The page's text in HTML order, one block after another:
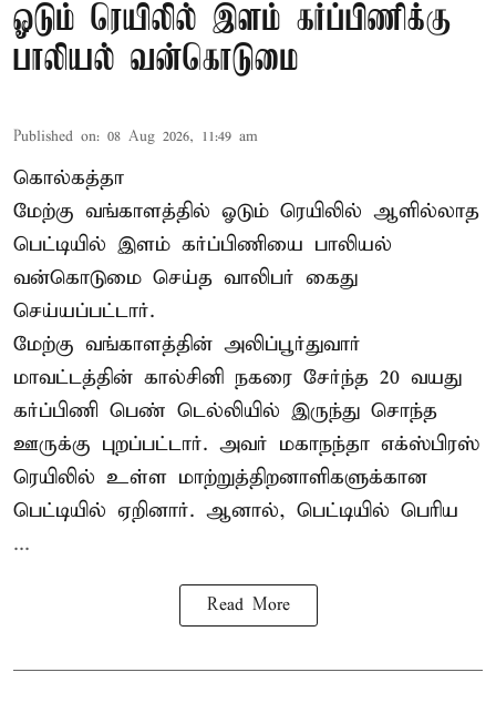
ஓடும் ரெயிலில் இளம் கர்ப்பிணிக்கு
பாலியல் வன்கொடுமை
Published on: 08 Aug 2026, 11:49 am
கொல்கத்தா
மேற்கு வங்காளத்தில் ஓடும் ரெயிலில் ஆளில்லாத
பெட்டியில் இளம் கர்ப்பிணியை பாலியல்
வன்கொடுமை செய்த வாலிபர் கைது
செய்யப்பட்டார்.
மேற்கு வங்காளத்தின் அலிப்பூர்துவார்
மாவட்டத்தின் கால்சினி நகரை சேர்ந்த 20 வயது
கர்ப்பிணி பெண் டெல்லியில் இருந்து சொந்த
ஊருக்கு புறப்பட்டார். அவர் மகாநந்தா எக்ஸ்பிரஸ்
ரெயிலில் உள்ள மாற்றுத்திறனாளிகளுக்கான
பெட்டியில் ஏறினார். ஆனால், பெட்டியில் பெரிய
...
Read More